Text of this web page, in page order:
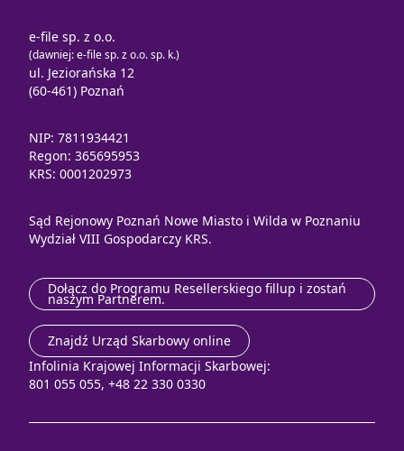
e-file sp. z o.o.
(dawniej: e-file sp. z o.o. sp. k.)
ul. Jeziorańska 12
(60-461) Poznań
NIP: 7811934421
Regon: 365695953
KRS: 0001202973
Sąd Rejonowy Poznań Nowe Miasto i Wilda w Poznaniu
Wydział VIII Gospodarczy KRS.
Dołącz do Programu Resellerskiego fillup i zostań
naszym Partnerem.
Znajdź Urząd Skarbowy online
Infolinia Krajowej Informacji Skarbowej:
801 055 055, +48 22 330 0330